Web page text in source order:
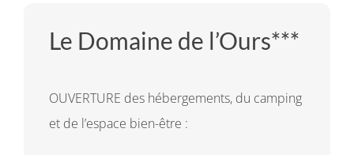
Le Domaine de l’Ours***
OUVERTURE des hébergements, du camping
et de l’espace bien-être :